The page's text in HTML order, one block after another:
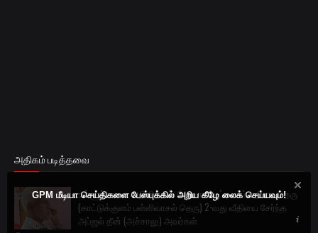
அதிகம் படித்தவை
உள்ளூர் மரண அறிவித்தல்: கோபாலப்பட்டிணம் மதினா தெரு
(காட்டுக்குளம் பள்ளிவாசல் தெரு) 2-வது வீதியை சேர்ந்த
அப்ஜல் தீன் (அச்சாலு) அவர்கள்
GPM மீடியா செய்திகளை பேஸ்புக்கில் அறிய கீழே லைக் செய்யவும்!